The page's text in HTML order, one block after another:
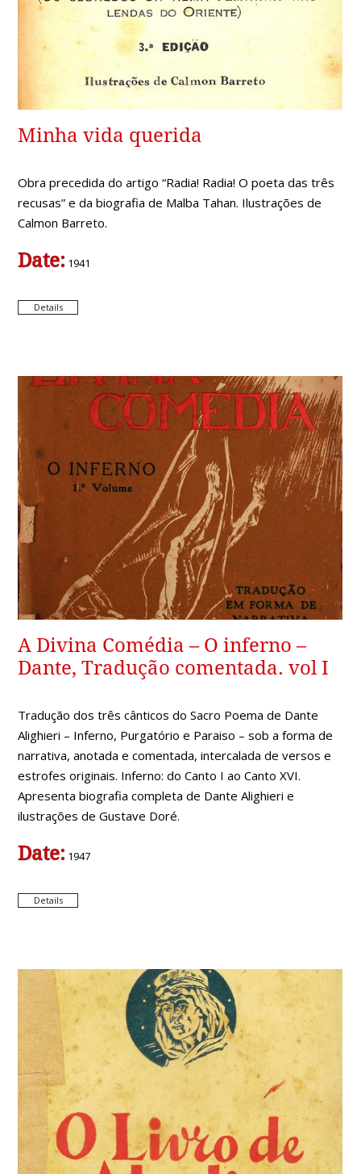
Minha vida querida
Obra precedida do artigo “Radia! Radia! O poeta das três
recusas” e da biografia de Malba Tahan. Ilustrações de
Calmon Barreto.
Date: 1941
Details
A Divina Comédia – O inferno –
Dante, Tradução comentada. vol I
Tradução dos três cânticos do Sacro Poema de Dante
Alighieri – Inferno, Purgatório e Paraiso – sob a forma de
narrativa, anotada e comentada, intercalada de versos e
estrofes originais. Inferno: do Canto I ao Canto XVI.
Apresenta biografia completa de Dante Alighieri e
ilustrações de Gustave Doré.
Date: 1947
Details